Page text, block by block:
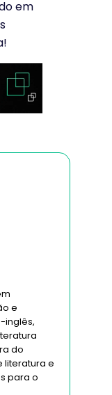
em
e
inglês,
do
literatura e
para o